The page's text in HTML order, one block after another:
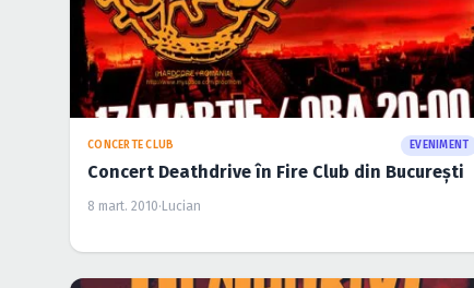
CONCERTE CLUB EVENIMENT
Concert Deathdrive în Fire Club din Bucureşti
8 mart. 2010· Lucian